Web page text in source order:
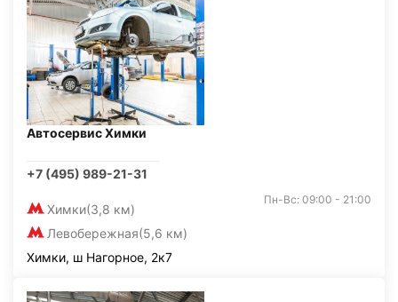
Автосервис Химки
+7 (495) 989-21-31
Химки(3,8 км)
Левобережная(5,6 км)
Пн-Вс: 09:00 - 21:00
Химки, ш Нагорное, 2к7